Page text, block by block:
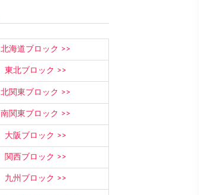
北海道ブロック
東北ブロック
北関東ブロック
南関東ブロック
大阪ブロック
関西ブロック
九州ブロック